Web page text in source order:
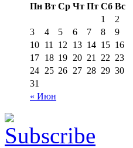
Пн Вт Ср Чт Пт Сб Вс
« Июн
1
2
3
4 5 6 7 8
9
10 11 12 13 14 15 16
17 18 19 20 21 22 23
24 25 26 27 28 29 30
31